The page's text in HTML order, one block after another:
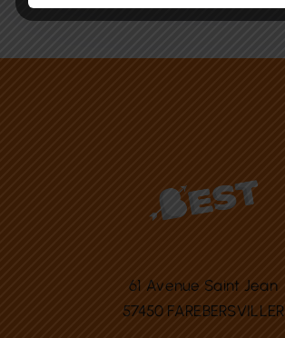
61 Avenue Saint Jean
57450 FAREBERSVILLER